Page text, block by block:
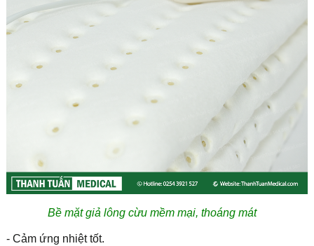
Bề mặt giả lông cừu mềm mại, thoáng mát
- Cảm ứng nhiệt tốt.